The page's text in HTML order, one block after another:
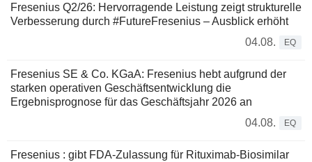
Fresenius Q2/26: Hervorragende Leistung zeigt strukturelle
Verbesserung durch #FutureFresenius – Ausblick erhöht
04.08.
EQ
Fresenius SE & Co. KGaA: Fresenius hebt aufgrund der
starken operativen Geschäftsentwicklung die
Ergebnisprognose für das Geschäftsjahr 2026 an
04.08.
EQ
Fresenius : gibt FDA-Zulassung für Rituximab-Biosimilar